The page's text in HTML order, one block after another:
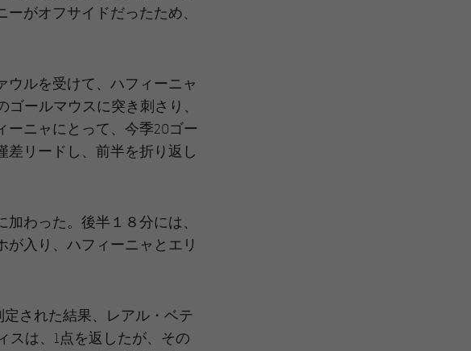
がオフサイドだったため、
ウルを受けて、ハフィーニャ
ールマウスに突き刺さり、
ーニャにとって、今季20ゴー
差リードし、前半を折り返し
わった。後半１８分には、
が入り、ハフィーニャとエリ
された結果、レアル・ベテ
スは、1点を返したが、その